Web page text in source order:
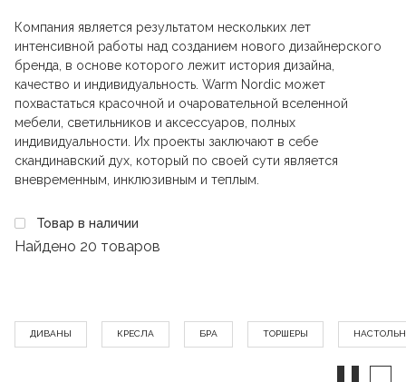
Компания является результатом нескольких лет
интенсивной работы над созданием нового дизайнерского
бренда, в основе которого лежит история дизайна,
качество и индивидуальность. Warm Nordic может
похвастаться красочной и очаровательной вселенной
мебели, светильников и аксессуаров, полных
индивидуальности. Их проекты заключают в себе
скандинавский дух, который по своей сути является
вневременным, инклюзивным и теплым.
Товар в наличии
Найдено 20 товаров
ДИВАНЫ КРЕСЛА БРА ТОРШЕРЫ